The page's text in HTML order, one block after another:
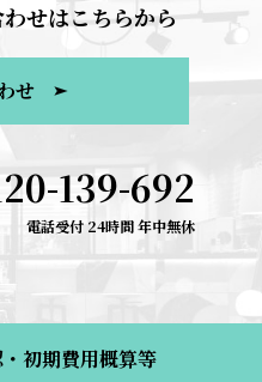
せはこちらから
せ
139-692
電話受付 24時間 年中無休
初期費用概算等